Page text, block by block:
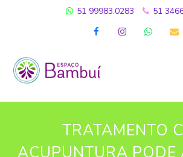
51 99983.0283 51
FacebookInstagram
TRATAMENTO
ACUPUNTURA PODE